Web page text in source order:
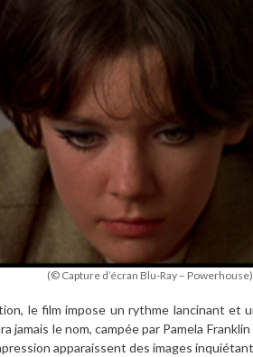
(© Capture d’écran Blu-Ray – Powerhouse)
le film impose un rythme lancinant et
jamais le nom, campée par Pamela Franklin
apparaissent des images